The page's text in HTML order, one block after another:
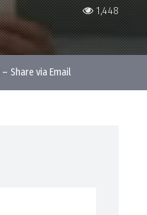
1,448
– Share via Email